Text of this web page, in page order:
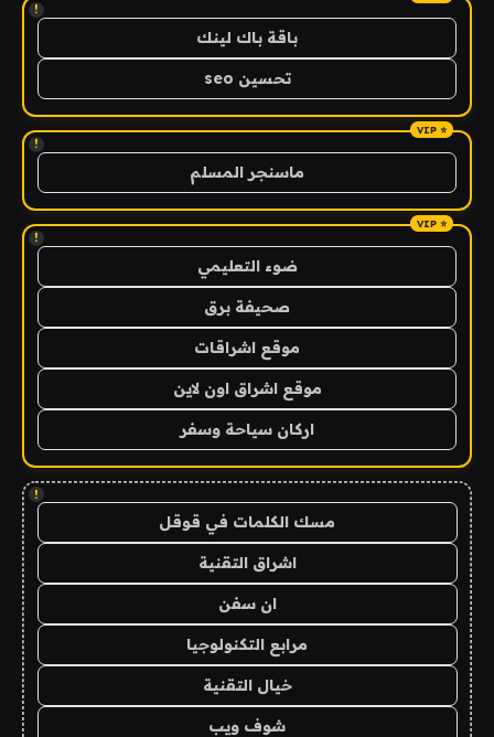
!
باقة باك لينك
تحسين seo
!
ماسنجر المسلم
!
ضوء التعليمي
صحيفة برق
موقع اشراقات
موقع اشراق اون لاين
اركان سياحة وسفر
!
مسك الكلمات في قوقل
اشراق التقنية
ان سفن
مرابع التكنولوجيا
خيال التقنية
شوف ويب